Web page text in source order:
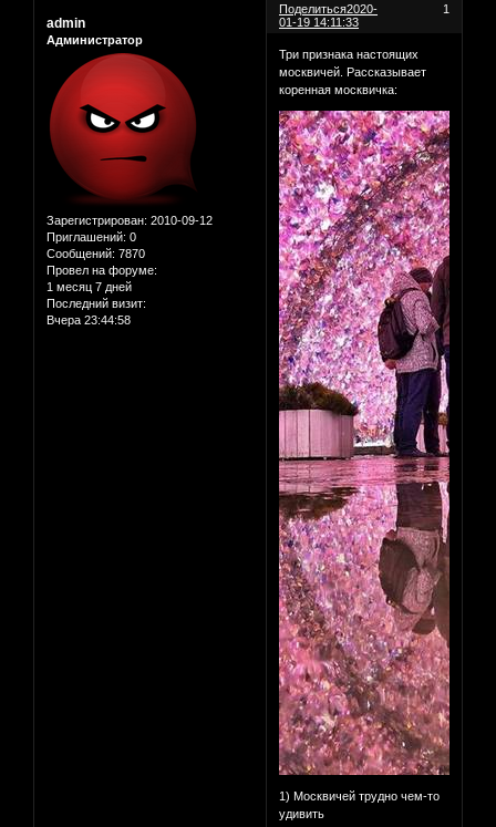
Поделиться 1
2020-
01-19 14:11:33
admin
Администратор
Зарегистрирован: 2010-09-12
Приглашений: 0
Сообщений: 7870
Провел на форуме:
1 месяц 7 дней
Последний визит:
Вчера 23:44:58
Три признака настоящих
москвичей. Рассказывает
коренная москвичка:
1) Москвичей трудно чем-то
удивить